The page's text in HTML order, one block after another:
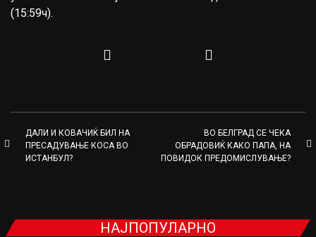
(15:59ч).
ДАЛИ И КОВАЧИЌ БИЛ НА
ПРЕСАДУВАЊЕ КОСА ВО
ИСТАНБУЛ?
ВО БЕЛГРАД СЕ ЧЕКА
ОБРАДОВИЌ КАКО ПАПА, НА
ПОВИДОК ПРЕДОМИСЛУВАЊЕ?
НАЈПОПУЛАРНО